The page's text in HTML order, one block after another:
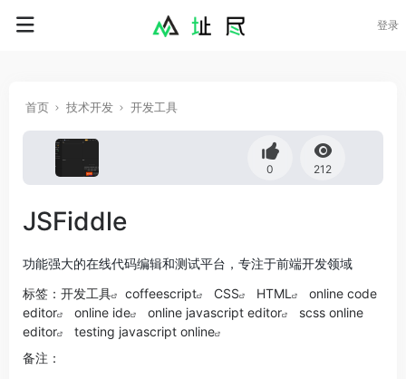
登录
首页 技术开发 开发工具
0 212
JSFiddle
功能强大的在线代码编辑和测试平台，专注于前端开发领域
标签： 开发工具 coffeescript CSS HTML
online code
editor
online ide online javascript editor
scss online
editor
testing javascript online
备注：